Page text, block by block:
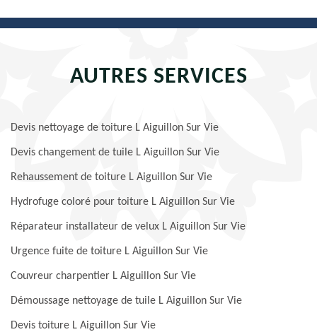
AUTRES SERVICES
Devis nettoyage de toiture L Aiguillon Sur Vie
Devis changement de tuile L Aiguillon Sur Vie
Rehaussement de toiture L Aiguillon Sur Vie
Hydrofuge coloré pour toiture L Aiguillon Sur Vie
Réparateur installateur de velux L Aiguillon Sur Vie
Urgence fuite de toiture L Aiguillon Sur Vie
Couvreur charpentier L Aiguillon Sur Vie
Démoussage nettoyage de tuile L Aiguillon Sur Vie
Devis toiture L Aiguillon Sur Vie